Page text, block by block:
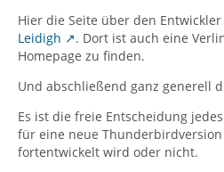
Hier die Seite über den Entwickler
Leidigh
. Dort ist auch eine
Homepage zu finden.
Und abschließend ganz generell
Es ist die freie Entscheidung
für eine neue
fortentwickelt wird oder nicht.